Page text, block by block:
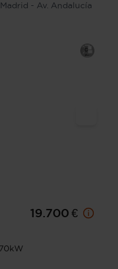
Madrid - Av. Andalucía
19.700 €